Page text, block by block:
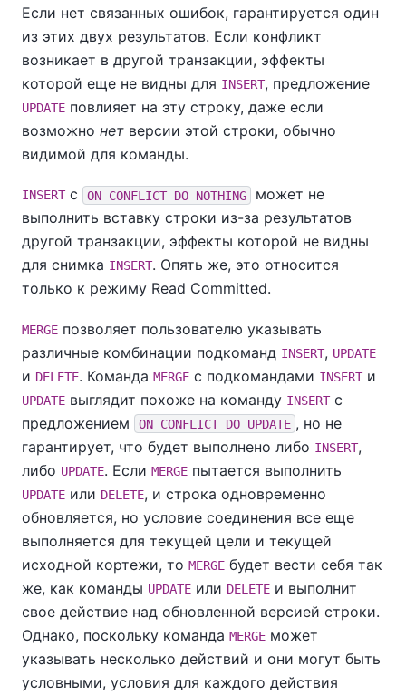
Если нет связанных ошибок, гарантируется один
из этих двух результатов. Если конфликт
возникает в другой транзакции, эффекты
которой еще не видны для INSERT, предложение
UPDATE повлияет на эту строку, даже если
возможно нет версии этой строки, обычно
видимой для команды.
INSERTс ON CONFLICT DO NOTHING
может не
выполнить вставку строки из-за результатов
другой транзакции, эффекты которой не видны
для снимка INSERT. Опять же, это относится
только к режиму Read Committed.
MERGE позволяет пользователю указывать
различные комбинации подкоманд INSERT, UPDATE
и DELETE. Команда MERGE с подкомандами INSERTи
UPDATE выглядит похоже на команду INSERTс
предложением
ON CONFLICT DO UPDATE , но не
гарантирует, что будет выполнено либо INSERT,
либо UPDATE. Если MERGE пытается выполнить
UPDATE или DELETE, и строка одновременно
обновляется, но условие соединения все еще
выполняется для текущей цели и текущей
исходной кортежи, то MERGE будет вести себя так
же, как команды UPDATE или DELETE и выполнит
свое действие над обновленной версией строки.
Однако, поскольку команда MERGE может
указывать несколько действий и они могут быть
условными, условия для каждого действия